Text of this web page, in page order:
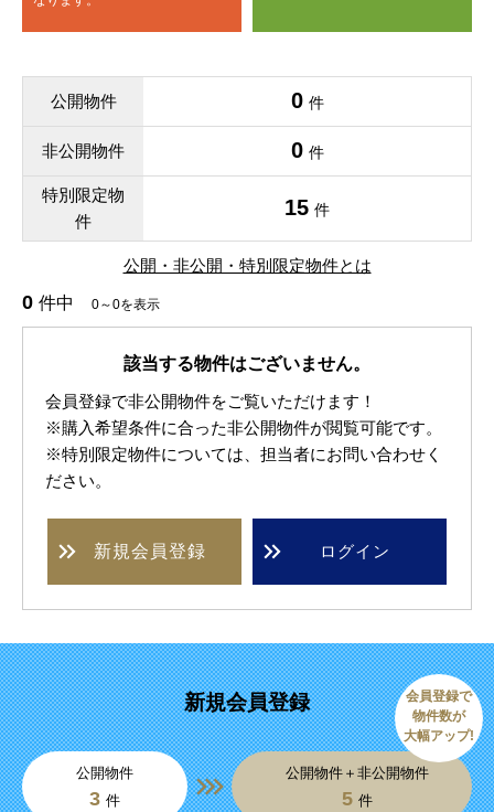
公開物件 0 件
非公開物件 0 件
特別限定物
件
15 件
公開・非公開・特別限定物件とは
0 件中 0～0を表示
該当する物件はございません。
会員登録で非公開物件をご覧いただけます！
※購入希望条件に合った非公開物件が閲覧可能です。
※特別限定物件については、担当者にお問い合わせく
ださい。
新規会員登録 ログイン
新規会員登録
公開物件
3 件
公開物件＋非公開物件
5 件
会員登録で
物件数が
大幅アップ!